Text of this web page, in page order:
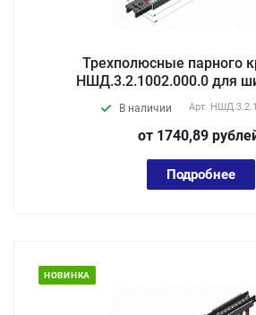
Трехполюсные парного
НШД.3.2.1002.000.0 для
В наличии Арт.
от 1740,89 руб
Подробнее
НОВИНКА